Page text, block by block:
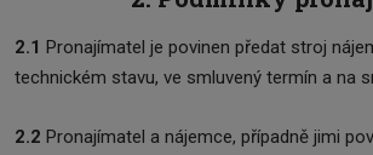
2.1 Pronajímatel je povinen předat stroj
technickém stavu, ve smluvený termín a na
2.2 Pronajímatel a nájemce, případně jimi